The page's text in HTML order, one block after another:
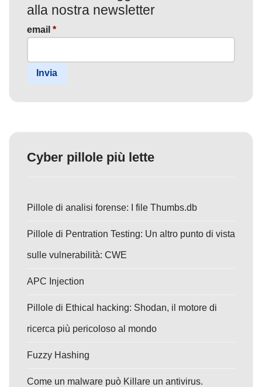
alla nostra newsletter
email *
Invia
Cyber pillole più lette
Pillole di analisi forense: I file Thumbs.db
Pillole di Pentration Testing: Un altro punto di vista
sulle vulnerabilità: CWE
APC Injection
Pillole di Ethical hacking: Shodan, il motore di
ricerca più pericoloso al mondo
Fuzzy Hashing
Come un malware può Killare un antivirus.